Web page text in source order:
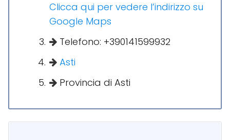
Clicca qui per vedere l’indirizzo su
Google Maps
Telefono: +390141599932
Asti
Provincia di Asti